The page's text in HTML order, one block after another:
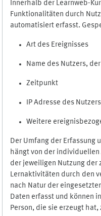
Innerhalb der Learnweb-
Funktionalitäten durch
automatisiert erfasst.
Art des Ereignisses
Name des Nutzers,
Zeitpunkt
IP Adresse des Nutzers
Weitere
Der Umfang der Erfassung
hängt von der individuellen
der jeweiligen Nutzung der
Lernaktivitäten durch den
nach Natur der
Daten erfasst und können
Person, die sie erzeugt